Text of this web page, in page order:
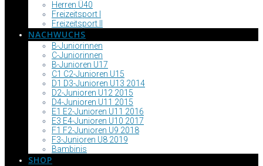
Herren Ü40
Freizeitsport I
Freizeitsport II
NACHWUCHS
B-Juniorinnen
C-Juniorinnen
B-Junioren U17
C1 C2-Junioren U15
D1 D3-Junioren U13 2014
D2-Junioren U12 2015
D4-Junioren U11 2015
E1 E2-Junioren U11 2016
E3 E4-Junioren U10 2017
F1 F2-Junioren U9 2018
F3-Junioren U8 2019
Bambinis
SHOP